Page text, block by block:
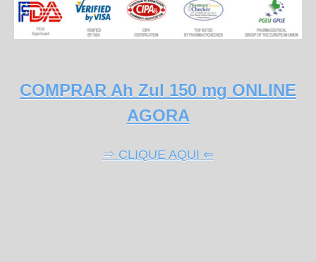
COMPRAR Ah Zul 150 mg ONLINE
AGORA
⇒ CLIQUE AQUI ⇐